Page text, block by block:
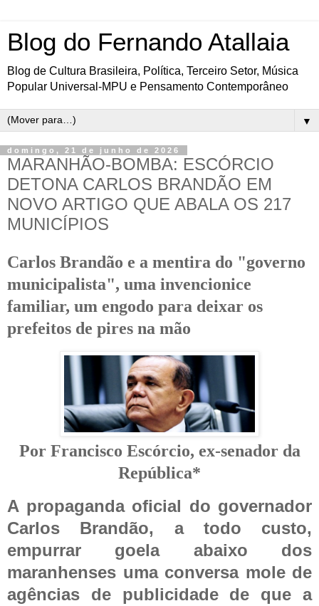
Blog do Fernando Atallaia
Blog de Cultura Brasileira, Política, Terceiro Setor, Música
Popular Universal-MPU e Pensamento Contemporâneo
▼
domingo, 21 de junho de 2026
MARANHÃO-BOMBA: ESCÓRCIO
DETONA CARLOS BRANDÃO EM
NOVO ARTIGO QUE ABALA OS 217
MUNICÍPIOS
Carlos Brandão e a mentira do "governo
municipalista", uma invencionice
familiar, um engodo para deixar os
prefeitos de pires na mão
Por Francisco Escórcio, ex-senador da
República*
A propaganda oficial do governador
Carlos Brandão, a todo custo,
empurrar goela abaixo dos
maranhenses uma conversa mole de
agências de publicidade de que a